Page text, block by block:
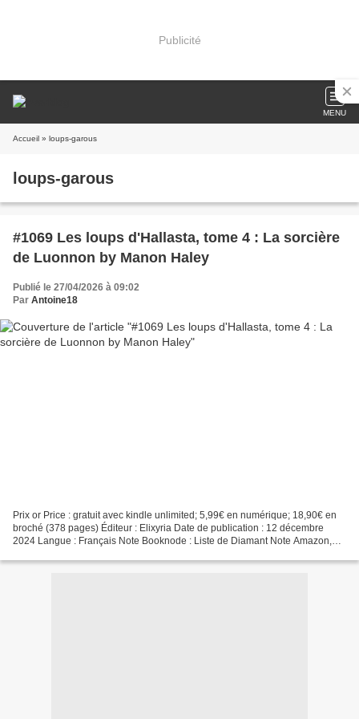
Publicité
MENU
Accueil » loups-garous
loups-garous
#1069 Les loups d'Hallasta, tome 4 : La sorcière
de Luonnon by Manon Haley
Publié le 27/04/2026 à 09:02
Par Antoine18
Prix or Price : gratuit avec kindle unlimited; 5,99€ en numérique; 18,90€ en
broché (378 pages) Éditeur : Elixyria Date de publication : 12 décembre
2024 Langue : Français Note Booknode : Liste de Diamant Note Amazon,